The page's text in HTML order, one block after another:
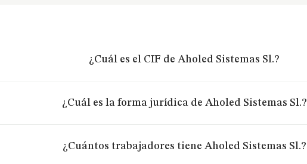
¿Cuál es el CIF de Aholed Sistemas Sl.?
¿Cuál es la forma jurídica de Aholed Sistemas Sl.?
¿Cuántos trabajadores tiene Aholed Sistemas Sl.?